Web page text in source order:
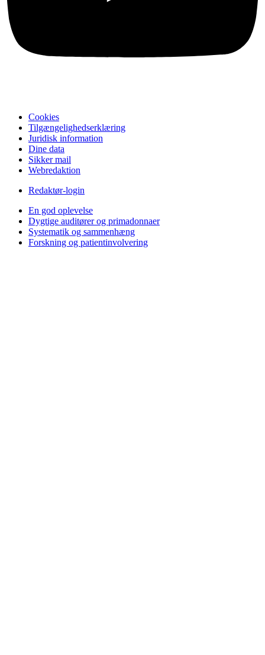
Cookies
Tilgængelighedserklæring
Juridisk information
Dine data
Sikker mail
Webredaktion
Redaktør-login
En god oplevelse
Dygtige auditører og primadonnaer
Systematik og sammenhæng
Forskning og patientinvolvering